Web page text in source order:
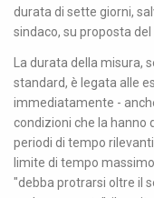
durata di sette giorni,
sindaco, su proposta
La durata della misura,
standard, è legata alle
immediatamente -
condizioni che la hanno
periodi di tempo
limite di tempo
"debba protrarsi oltre il